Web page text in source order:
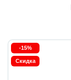
-15%
Скидка